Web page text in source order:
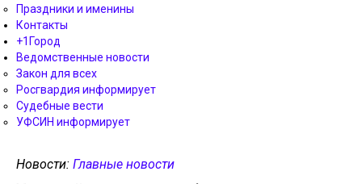
Праздники и именины
Контакты
+1Город
Ведомственные новости
Закон для всех
Росгвардия информирует
Судебные вести
УФСИН информирует
Новости: Главные новости